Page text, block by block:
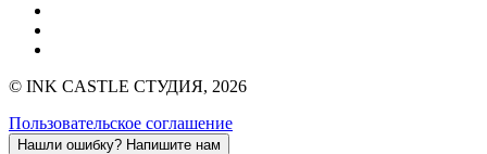
© INK CASTLE СТУДИЯ, 2026
Пользовательское соглашение
Нашли ошибку? Напишите нам